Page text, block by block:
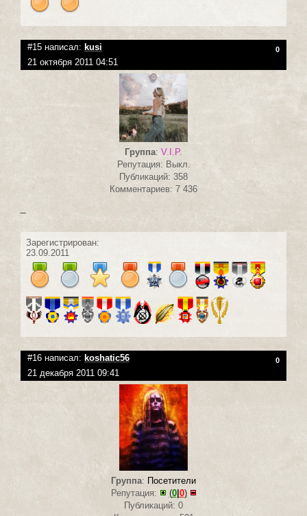
#15 написал: kusi 0
21 октября 2011 04:51
Группа: V.I.P.
Репутация: Выкл.
Публикаций: 358
Комментариев: 7 436
Зарегистрирован:
23.09.2011
#16 написал: koshatic56 0
21 декабря 2011 09:41
Группа: Посетители
Репутация:
(0| 0)
Публикаций: 0